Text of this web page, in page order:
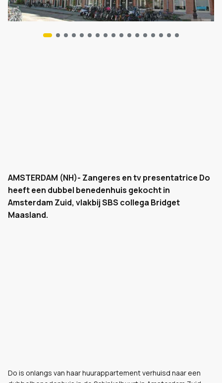
AMSTERDAM (NH)- Zangeres en tv presentatrice Do
heeft een dubbel benedenhuis gekocht in
Amsterdam Zuid, vlakbij SBS collega Bridget
Maasland.
Do is onlangs van haar huurappartement verhuisd naar een